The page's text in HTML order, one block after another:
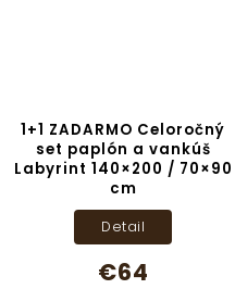
1+1 ZADARMO Celoročný
set paplón a vankúš
Labyrint 140×200 / 70×90
cm
€64
Detail